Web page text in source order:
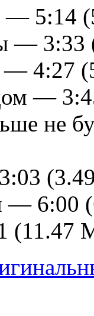
— 5:14
—
— 4:27
—
не
— 6:00
(11.47